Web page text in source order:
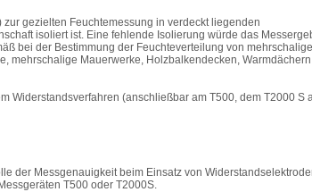
gezielten Feuchtemessung in verdeckt liegenden
isoliert ist. Eine fehlende Isolierung würde das
bei der Bestimmung der Feuchteverteilung von
mehrschalige Mauerwerke, Holzbalkendecken, Warmdächern
Widerstandsverfahren (anschließbar am T500, dem T2000 S
der Messgenauigkeit beim Einsatz von
T500 oder T2000S.